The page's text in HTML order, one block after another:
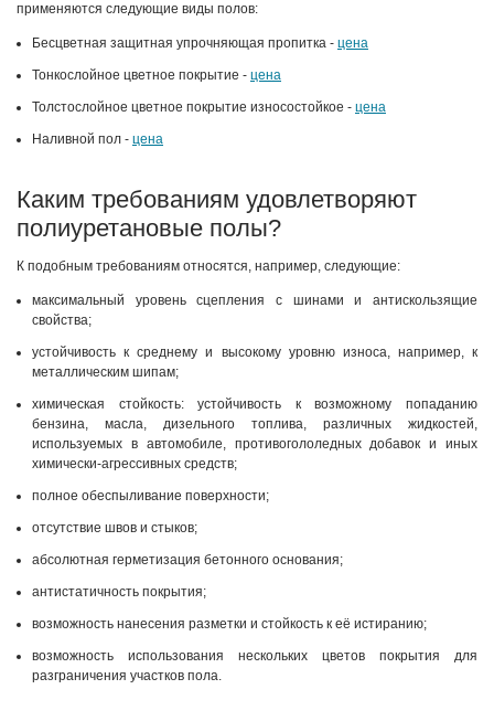
применяются следующие виды полов:
Бесцветная защитная упрочняющая пропитка - цена
Тонкослойное цветное покрытие - цена
Толстослойное цветное покрытие износостойкое - цена
Наливной пол - цена
Каким требованиям удовлетворяют
полиуретановые полы?
К подобным требованиям относятся, например, следующие:
максимальный уровень сцепления с шинами и антискользящие
свойства;
устойчивость к среднему и высокому уровню износа, например, к
металлическим шипам;
химическая стойкость: устойчивость к возможному попаданию
бензина, масла, дизельного топлива, различных жидкостей,
используемых в автомобиле, противогололедных добавок и иных
химически-агрессивных средств;
полное обеспыливание поверхности;
отсутствие швов и стыков;
абсолютная герметизация бетонного основания;
антистатичность покрытия;
возможность нанесения разметки и стойкость к её истиранию;
возможность использования нескольких цветов покрытия для
разграничения участков пола.